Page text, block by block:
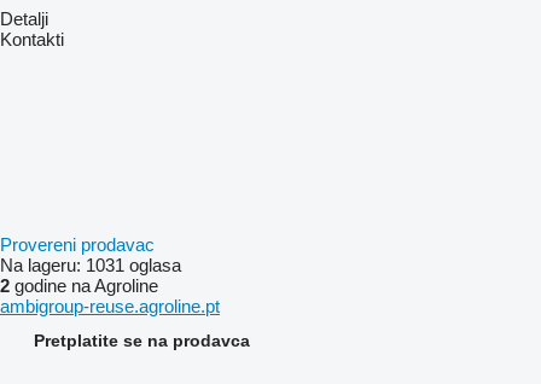
Detalji
Kontakti
Provereni prodavac
Na lageru: 1031 oglasa
2 godine na Agroline
ambigroup-reuse.agroline.pt
Pretplatite se na prodavca